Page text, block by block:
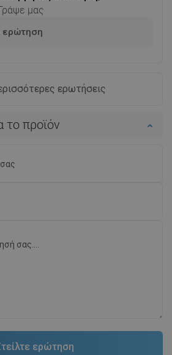
μας
ερώτηση
ερωτήσεις
το προϊόν